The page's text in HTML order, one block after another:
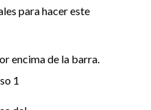
para hacer este
encima de la barra.